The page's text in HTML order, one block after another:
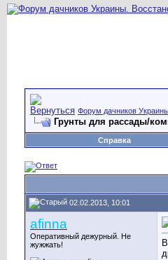
Форум дачников
Грунты для рассады/
Справка
02.02.2013, 10:01
afinna
Оперативный дежурный. Не
жужжать!